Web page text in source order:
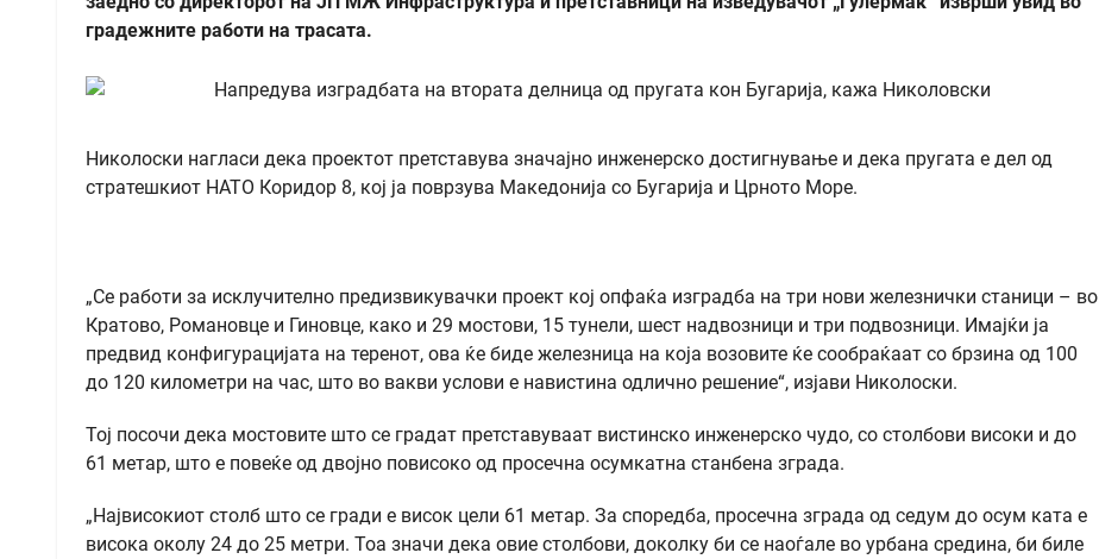
градежните работи на трасата.
Николоски нагласи дека проектот претставува значајно инженерско достигнување и дека пругата е дел од
стратешкиот НАТО Коридор 8, кој ја поврзува Македонија со Бугарија и Црното Море.
„Се работи за исклучително предизвикувачки проект кој опфаќа изградба на три нови железнички станици – во
Кратово, Романовце и Гиновце, како и 29 мостови, 15 тунели, шест надвозници и три подвозници. Имајќи ја
предвид конфигурацијата на теренот, ова ќе биде железница на која возовите ќе сообраќаат со брзина од 100
до 120 километри на час, што во вакви услови е навистина одлично решение“, изјави Николоски.
Тој посочи дека мостовите што се градат претставуваат вистинско инженерско чудо, со столбови високи и до
61 метар, што е повеќе од двојно повисоко од просечна осумкатна станбена зграда.
„Највисокиот столб што се гради е висок цели 61 метар. За споредба, просечна зграда од седум до осум ката е
висока околу 24 до 25 метри. Тоа значи дека овие столбови, доколку би се наоѓале во урбана средина, би биле